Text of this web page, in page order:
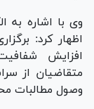
وی با اشاره به
اظهار کرد:
افزایش
متقاضیان از
وصول مطالبات